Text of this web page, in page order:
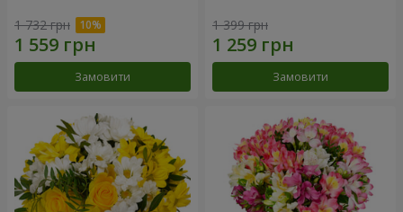
1 732 грн
Замовити
1 399 грн
Замовити